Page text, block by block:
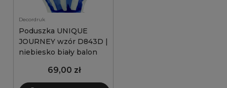
Decordruk
Poduszka UNIQUE
JOURNEY wzór D843D |
niebiesko biały balon
69,00 zł